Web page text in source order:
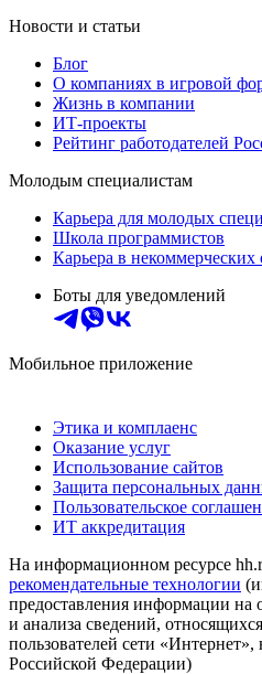
Новости и статьи
Блог
О компаниях в игровой
Жизнь в компании
ИТ-проекты
Рейтинг работодателей
Молодым специалистам
Карьера для молодых
Школа программистов
Карьера в некоммерческих
Боты для уведомлений
Мобильное приложение
Этика и комплаенс
Оказание услуг
Использование сайтов
Защита персональных
Пользовательское
ИТ аккредитация
На информационном ресурсе
рекомендательные технологии
предоставления информации на
и анализа сведений,
пользователей сети
Российской Федерации)